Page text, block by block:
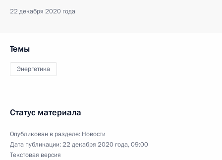
22 декабря 2020 года
Темы
Энергетика
Статус материала
Опубликован в разделе: Новости
Дата публикации:22 декабря 2020 года, 09:00
Текстовая версия